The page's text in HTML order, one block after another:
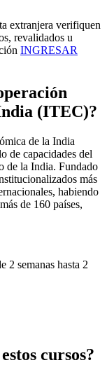
extranjera verifiquen
revalidados u
INGRESAR
(ITEC)?
de la India
de capacidades del
de la India. Fundado
más
habiendo
de 160 países,
2 semanas hasta 2
cursos?